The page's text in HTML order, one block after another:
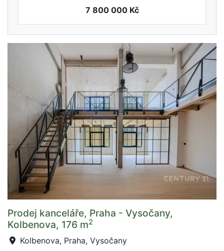
7 800 000 Kč
Prodej kanceláře, Praha - Vysočany,
Kolbenova, 176 m2
Kolbenova, Praha, Vysočany